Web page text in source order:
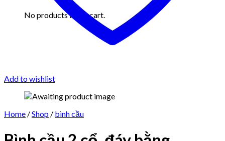
No products in the cart.
Add to wishlist
Home /Shop / bình cầu